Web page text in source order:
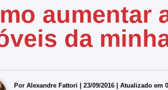
SITES E PORTAIS
START DIGITAL
INBOUND MARKETING
CONSULTORIA
aumentar
da
Por Alexandre Fattori | 23/09/2016 | Atualizado em